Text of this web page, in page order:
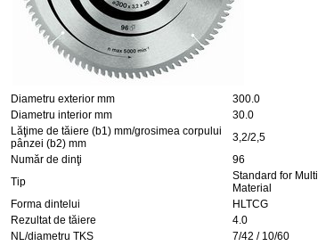
Diametru exterior mm
300.0
Diametru interior mm
30.0
Lăţime de tăiere (b1) mm/grosimea corpului
pânzei (b2) mm
3,2/2,5
Număr de dinţi
96
Tip
Standard for Multi
Material
Forma dintelui
HLTCG
Rezultat de tăiere
4.0
NL/diametru TKS
7/42 / 10/60